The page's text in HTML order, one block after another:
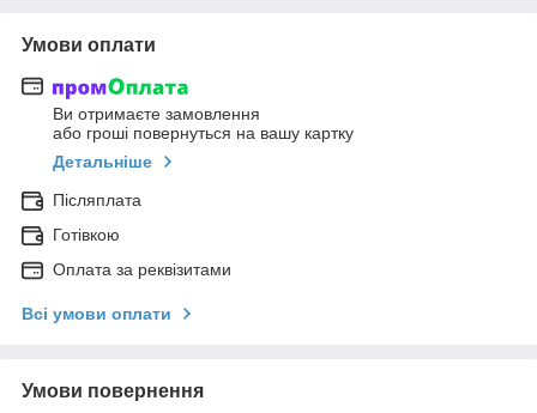
Умови оплати
Ви отримаєте замовлення
або гроші повернуться на вашу картку
Детальніше
Післяплата
Готівкою
Оплата за реквізитами
Всі умови оплати
Умови повернення